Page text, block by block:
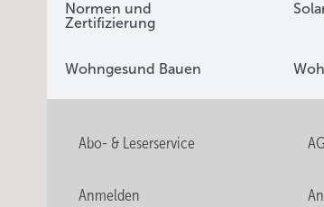
Normen und
Zertifizierung
Wohngesund Bauen
Abo- & Leserservice
Anmelden